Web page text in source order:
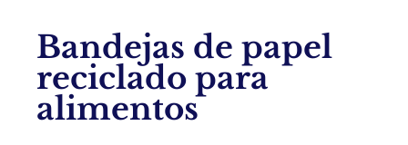
Bandejas de papel
reciclado para
alimentos